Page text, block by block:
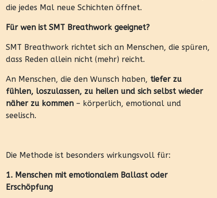
die jedes Mal neue Schichten öffnet.
Für wen ist SMT Breathwork geeignet?
SMT Breathwork richtet sich an Menschen, die spüren,
dass Reden allein nicht (mehr) reicht.
An Menschen, die den Wunsch haben, tiefer zu
fühlen, loszulassen, zu heilen und sich selbst wieder
näher zu kommen – körperlich, emotional und
seelisch.
Die Methode ist besonders wirkungsvoll für:
1. Menschen mit emotionalem Ballast oder
Erschöpfung